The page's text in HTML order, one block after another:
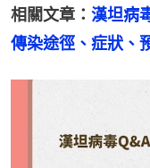
相關文章： 漢坦病
傳染途徑、症狀、